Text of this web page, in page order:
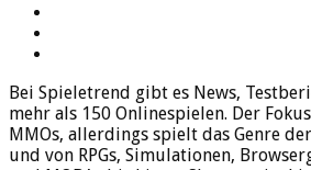
Bei Spieletrend gibt es News,
mehr als 150 Onlinespielen. Der
MMOs, allerdings spielt das Genre
und von RPGs, Simulationen,